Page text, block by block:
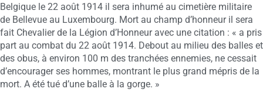
Belgique le 22 août 1914 il sera inhumé au cimetière militaire
de Bellevue au Luxembourg. Mort au champ d’honneur il sera
fait Chevalier de la Légion d’Honneur avec une citation : « a pris
part au combat du 22 août 1914. Debout au milieu des balles et
des obus, à environ 100 m des tranchées ennemies, ne cessait
d’encourager ses hommes, montrant le plus grand mépris de la
mort. A été tué d’une balle à la gorge. »